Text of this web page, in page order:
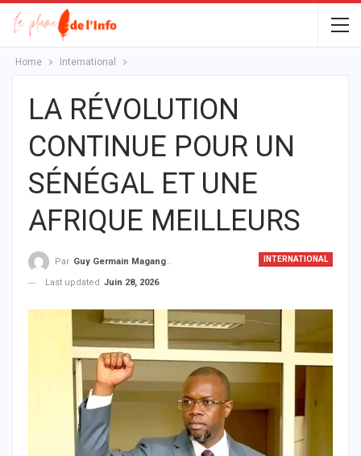
Home International
LA RÉVOLUTION
CONTINUE POUR UN
SÉNÉGAL ET UNE
AFRIQUE MEILLEURS
INTERNATIONAL
Par Guy Germain Maganga Nziengui
Last updated Juin 28, 2026